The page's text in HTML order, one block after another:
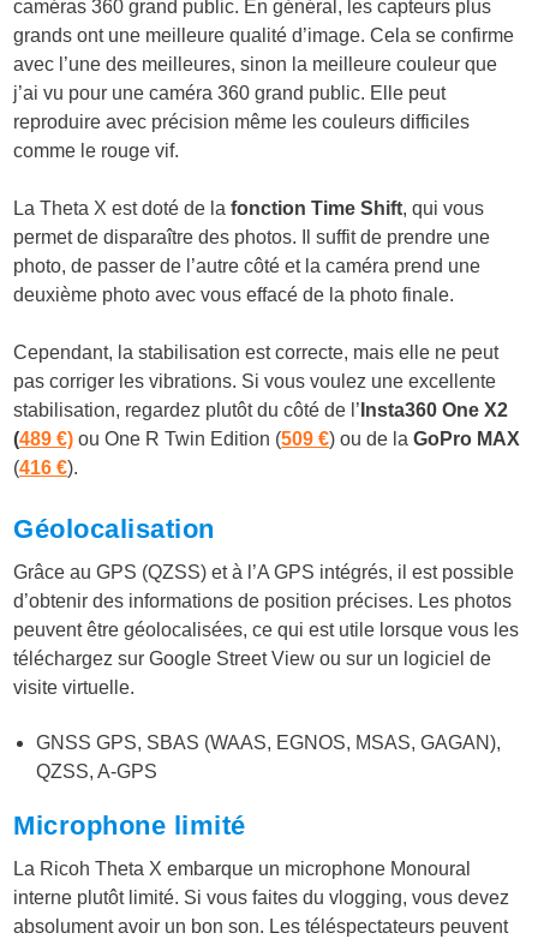
caméras 360 grand public. En général, les capteurs plus
grands ont une meilleure qualité d’image. Cela se confirme
avec l’une des meilleures, sinon la meilleure couleur que
j’ai vu pour une caméra 360 grand public. Elle peut
reproduire avec précision même les couleurs difficiles
comme le rouge vif.
La Theta X est doté de lafonction Time Shift, qui vous
permet de disparaître des photos. Il suffit de prendre une
photo, de passer de l’autre côté et la caméra prend une
deuxième photo avec vous effacé de la photo finale.
Cependant, la stabilisation est correcte, mais elle ne peut
pas corriger les vibrations. Si vous voulez une excellente
stabilisation, regardez plutôt du côté de l’ Insta360 One X2
(489 €) ou One R Twin Edition (509 €) ou de laGoPro MAX
(416 €).
Géolocalisation
Grâce au GPS (QZSS) et à l’A GPS intégrés, il est possible
d’obtenir des informations de position précises. Les photos
peuvent être géolocalisées, ce qui est utile lorsque vous les
téléchargez sur Google Street View ou sur un logiciel de
visite virtuelle.
GNSS GPS, SBAS (WAAS, EGNOS, MSAS, GAGAN),
QZSS, A-GPS
Microphone limité
La Ricoh Theta X embarque un microphone Monoural
interne plutôt limité. Si vous faites du vlogging, vous devez
absolument avoir un bon son. Les téléspectateurs peuvent